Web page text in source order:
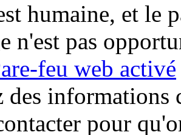
humaine, et le
n'est pas
feu web activé
des informations
pour